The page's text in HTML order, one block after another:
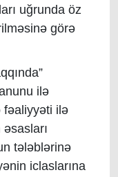
uğrunda öz
görə
ilə
fəaliyyəti ilə
tələblərinə
iclaslarına